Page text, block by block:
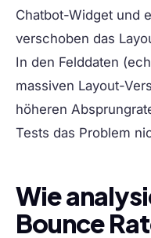
Chatbot-Widget und
verschoben das
In den Felddaten
massiven Layout-
höheren
Tests das Problem
Wie
Bounce